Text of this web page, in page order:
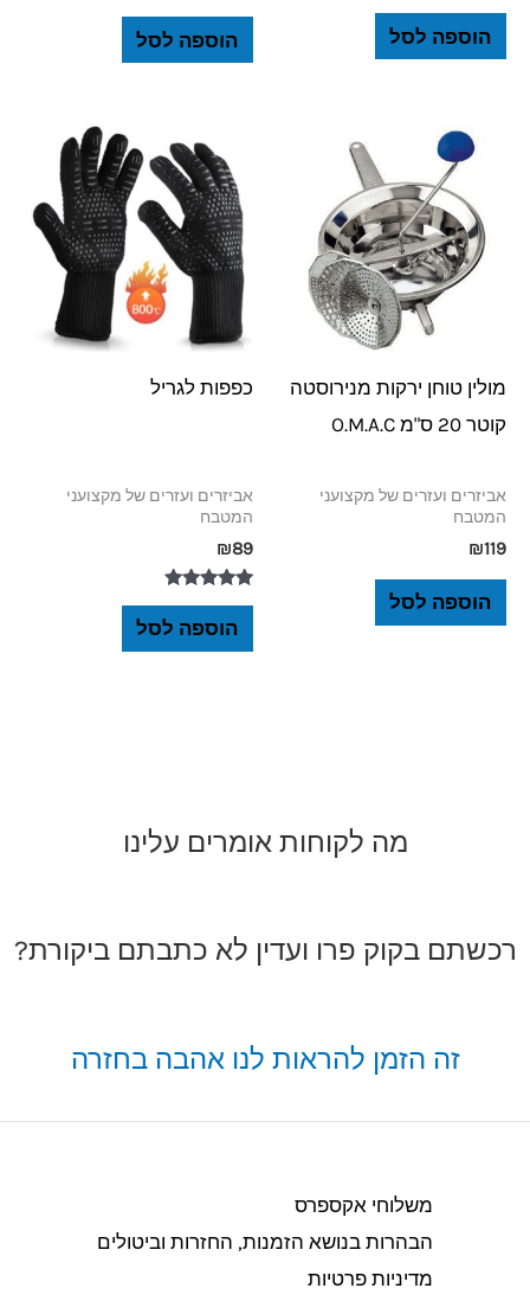
הוספה לסל הוספה לסל
מולין טוחן ירקות מנירוסטה
קוטר 20 ס"מ O.M.A.C
אביזרים ועזרים של מקצועני
המטבח
₪119
הוספה לסל
כפפות לגריל
אביזרים ועזרים של מקצועני
המטבח
₪89
דורג
5.00
מתוך 5
הוספה לסל
מה לקוחות אומרים עלינו
רכשתם בקוק פרו ועדין לא כתבתם ביקורת?
זה הזמן להראות לנו אהבה בחזרה
משלוחי אקספרס
הבהרות בנושא הזמנות, החזרות וביטולים​
מדיניות פרטיות